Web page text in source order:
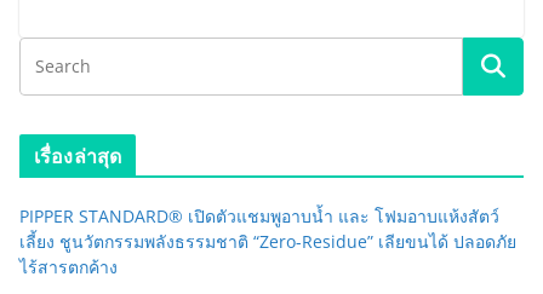
เรื่องล่าสุด
PIPPER STANDARD® เปิดตัวแชมพูอาบน้ำ และ โฟมอาบแห้งสัตว์
เลี้ยง ชูนวัตกรรมพลังธรรมชาติ “Zero-Residue” เลียขนได้ ปลอดภัย
ไร้สารตกค้าง